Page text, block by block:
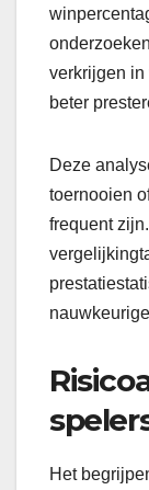
verkrijgen
beter
Deze
toernooien
frequent
Het